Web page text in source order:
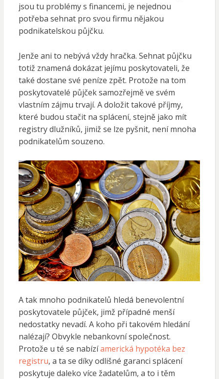
jsou tu problémy s financemi, je nejednou
potřeba sehnat pro svou firmu nějakou
podnikatelskou půjčku.
Jenže ani to nebývá vždy hračka. Sehnat půjčku
totiž znamená dokázat jejímu poskytovateli, že
také dostane své peníze zpět. Protože na tom
poskytovatelé půjček samozřejmě ve svém
vlastním zájmu trvají. A doložit takové příjmy,
které budou stačit na splácení, stejně jako mít
registry dlužníků, jimiž se lze pyšnit, není mnoha
podnikatelům souzeno.
A tak mnoho podnikatelů hledá benevolentní
poskytovatele půjček, jimž případné menší
nedostatky nevadí. A koho při takovém hledání
nalézají? Obvykle nebankovní společnost.
Protože u té se nabízíamerická hypotéka bez
registru, a ta se díky odlišné garanci splácení
poskytuje daleko více žadatelům, a to i těm